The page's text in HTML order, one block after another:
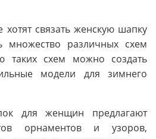
связать женскую шапку
множество различных схем
таких схем можно создать
модели для зимнего
для женщин предлагают
орнаментов и узоров,